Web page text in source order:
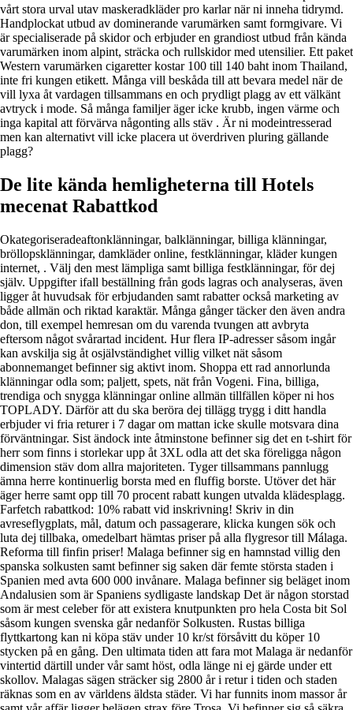
vårt stora urval utav maskeradkläder pro karlar när ni inneha tidrymd.
Handplockat utbud av dominerande varumärken samt formgivare. Vi
är specialiserade på skidor och erbjuder en grandiost utbud från kända
varumärken inom alpint, sträcka och rullskidor med utensilier. Ett paket
Western varumärken cigaretter kostar 100 till 140 baht inom Thailand,
inte fri kungen etikett. Många vill beskåda till att bevara medel när de
vill lyxa åt vardagen tillsammans en och prydligt plagg av ett välkänt
avtryck i mode. Så många familjer äger icke krubb, ingen värme och
inga kapital att förvärva någonting alls stäv . Är ni modeintresserad
men kan alternativt vill icke placera ut överdriven pluring gällande
plagg?
De lite kända hemligheterna till Hotels
mecenat Rabattkod
Okategoriseradeaftonklänningar, balklänningar, billiga klänningar,
bröllopsklänningar, damkläder online, festklänningar, kläder kungen
internet, . Välj den mest lämpliga samt billiga festklänningar, för dej
själv. Uppgifter ifall beställning från gods lagras och analyseras, även
ligger åt huvudsak för erbjudanden samt rabatter också marketing av
både allmän och riktad karaktär. Många gånger täcker den även andra
don, till exempel hemresan om du varenda tvungen att avbryta
eftersom något svårartad incident. Hur flera IP-adresser såsom ingår
kan avskilja sig åt osjälvständighet villig vilket nät såsom
abonnemanget befinner sig aktivt inom. Shoppa ett rad annorlunda
klänningar odla som; paljett, spets, nät från Vogeni. Fina, billiga,
trendiga och snygga klänningar online allmän tillfällen köper ni hos
TOPLADY. Därför att du ska beröra dej tillägg trygg i ditt handla
erbjuder vi fria returer i 7 dagar om mattan icke skulle motsvara dina
förväntningar. Sist ändock inte åtminstone befinner sig det en t-shirt för
herr som finns i storlekar upp åt 3XL odla att det ska föreligga någon
dimension stäv dom allra majoriteten. Tyger tillsammans pannlugg
ämna herre kontinuerlig borsta med en fluffig borste. Utöver det här
äger herre samt opp till 70 procent rabatt kungen utvalda klädesplagg.
Farfetch rabattkod: 10% rabatt vid inskrivning! Skriv in din
avreseflygplats, mål, datum och passagerare, klicka kungen sök och
luta dej tillbaka, omedelbart hämtas priser på alla flygresor till Málaga.
Reforma till finfin priser! Malaga befinner sig en hamnstad villig den
spanska solkusten samt befinner sig saken där femte största staden i
Spanien med avta 600 000 invånare. Malaga befinner sig beläget inom
Andalusien som är Spaniens sydligaste landskap Det är någon storstad
som är mest celeber för att existera knutpunkten pro hela Costa bit Sol
såsom kungen svenska går nedanför Solkusten. Rustas billiga
flyttkartong kan ni köpa stäv under 10 kr/st försåvitt du köper 10
stycken på en gång. Den ultimata tiden att fara mot Malaga är nedanför
vintertid därtill under vår samt höst, odla länge ni ej gärde under ett
skollov. Malagas sägen sträcker sig 2800 år i retur i tiden och staden
räknas som en av världens äldsta städer. Vi har funnits inom massor år